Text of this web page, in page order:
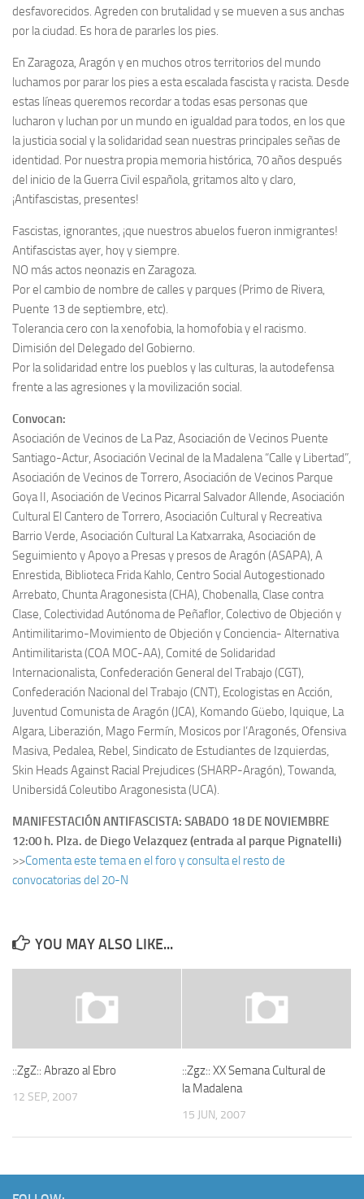
desfavorecidos. Agreden con brutalidad y se mueven a sus anchas
por la ciudad. Es hora de pararles los pies.
En Zaragoza, Aragón y en muchos otros territorios del mundo
luchamos por parar los pies a esta escalada fascista y racista. Desde
estas líneas queremos recordar a todas esas personas que
lucharon y luchan por un mundo en igualdad para todos, en los que
la justicia social y la solidaridad sean nuestras principales señas de
identidad. Por nuestra propia memoria histórica, 70 años después
del inicio de la Guerra Civil española, gritamos alto y claro,
¡Antifascistas, presentes!
Fascistas, ignorantes, ¡que nuestros abuelos fueron inmigrantes!
Antifascistas ayer, hoy y siempre.
NO más actos neonazis en Zaragoza.
Por el cambio de nombre de calles y parques (Primo de Rivera,
Puente 13 de septiembre, etc).
Tolerancia cero con la xenofobia, la homofobia y el racismo.
Dimisión del Delegado del Gobierno.
Por la solidaridad entre los pueblos y las culturas, la autodefensa
frente a las agresiones y la movilización social.
Convocan:
Asociación de Vecinos de La Paz, Asociación de Vecinos Puente
Santiago-Actur, Asociación Vecinal de la Madalena “Calle y Libertad”,
Asociación de Vecinos de Torrero, Asociación de Vecinos Parque
Goya II, Asociación de Vecinos Picarral Salvador Allende, Asociación
Cultural El Cantero de Torrero, Asociación Cultural y Recreativa
Barrio Verde, Asociación Cultural La Katxarraka, Asociación de
Seguimiento y Apoyo a Presas y presos de Aragón (ASAPA), A
Enrestida, Biblioteca Frida Kahlo, Centro Social Autogestionado
Arrebato, Chunta Aragonesista (CHA), Chobenalla, Clase contra
Clase, Colectividad Autónoma de Peñaflor, Colectivo de Objeción y
Antimilitarimo-Movimiento de Objeción y Conciencia- Alternativa
Antimilitarista (COA MOC-AA), Comité de Solidaridad
Internacionalista, Confederación General del Trabajo (CGT),
Confederación Nacional del Trabajo (CNT), Ecologistas en Acción,
Juventud Comunista de Aragón (JCA), Komando Güebo, Iquique, La
Algara, Liberazión, Mago Fermín, Mosicos por l’Aragonés, Ofensiva
Masiva, Pedalea, Rebel, Sindicato de Estudiantes de Izquierdas,
Skin Heads Against Racial Prejudices (SHARP-Aragón), Towanda,
Unibersidá Coleutibo Aragonesista (UCA).
MANIFESTACIÓN ANTIFASCISTA: SABADO 18 DE NOVIEMBRE
12:00 h. Plza. de Diego Velazquez (entrada al parque Pignatelli)
>>Comenta este tema en el foro y consulta el resto de
convocatorias del 20-N
YOU MAY ALSO LIKE...
::ZgZ:: Abrazo al Ebro
12 SEP, 2007
::Zgz:: XX Semana Cultural de
la Madalena
15 JUN, 2007